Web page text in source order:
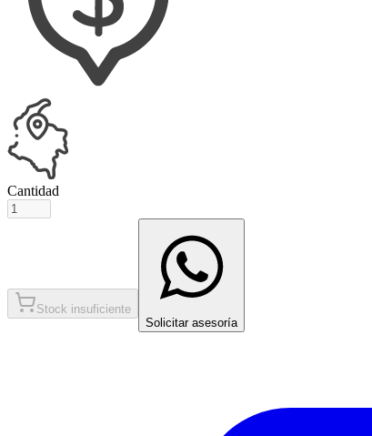
Cantidad
Stock insuficiente
Solicitar asesoría